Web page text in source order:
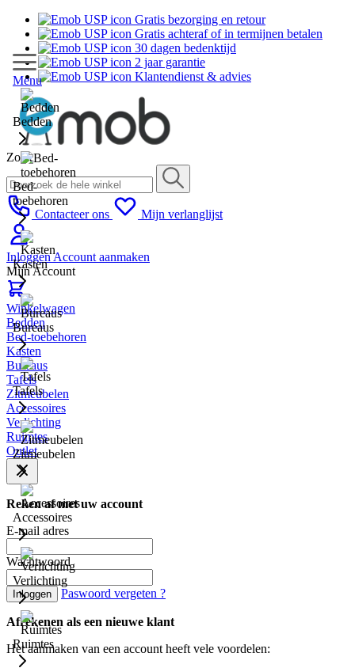
Gratis bezorging en retour
Gratis achteraf of in termijnen betalen
30 dagen bedenktijd
2 jaar garantie
Klantendienst & advies
Zoek
Contacteer ons Mijn verlanglijst
InloggenAccount aanmaken
Mijn Account
Winkelwagen
Menu
Bedden
Bed-
toebehoren
Kasten
Bureaus
Tafels
Zitmeubelen
Accessoires
Verlichting
Ruimtes
Bedden
Bed-toebehoren
Kasten
Bureaus
Tafels
Zitmeubelen
Accessoires
Verlichting
Ruimtes
Outlet
Reken af met uw account
E-mail adres
Wachtwoord
Inloggen Paswoord vergeten ?
Afrekenen als een nieuwe klant
Het aanmaken van een account heeft vele voordelen: